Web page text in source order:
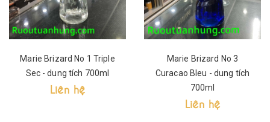
Marie Brizard No 1 Triple
Sec - dung tích 700ml
Liên hệ
Marie Brizard No 3
Curacao Bleu - dung tích
700ml
Liên hệ